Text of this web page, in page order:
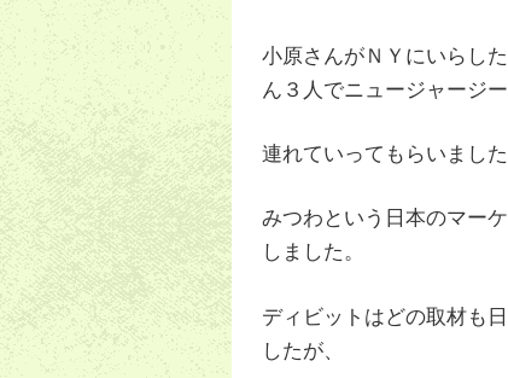
小原さんがＮＹにいらし
ん３人でニュージャージ
連れていってもらいました
みつわという日本のマー
しました。
ディビットはどの取材も
したが、